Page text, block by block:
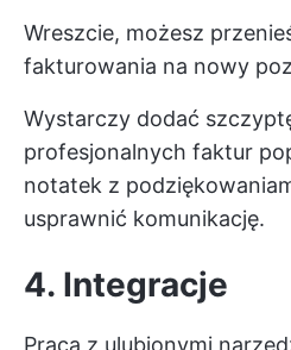
Wreszcie, możesz
fakturowania na nowy
Wystarczy dodać
profesjonalnych faktur
notatek z
usprawnić komunikację.
4. Integracje
Praca z ulubionymi